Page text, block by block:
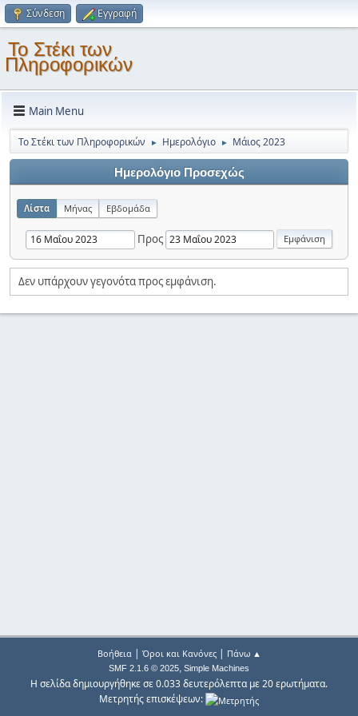
Σύνδεση Εγγραφή
Το Στέκι των
Πληροφορικών
Main Menu
Το Στέκι των Πληροφορικών ► Ημερολόγιο ► Μάιος 2023
Ημερολόγιο Προσεχώς
Λίστα Μήνας Εβδομάδα
Προς
Δεν υπάρχουν γεγονότα προς εμφάνιση.
Βοήθεια| Όροι και Κανόνες| Πάνω ▲
SMF 2.1.6 © 2025, Simple Machines
Η σελίδα δημιουργήθηκε σε 0.033 δευτερόλεπτα με 20 ερωτήματα.
Μετρητής επισκέψεων: